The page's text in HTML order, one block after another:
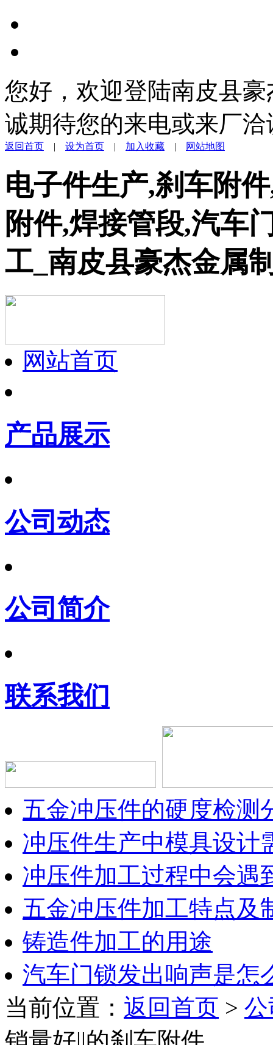
您好，欢迎登陆南皮县
诚期待您的来电或来厂洽
返回首页 | 设为首页 | 加入收藏 | 网站地图
电子件生产,刹车附
附件,焊接管段,汽车
工_南皮县豪杰金属
网站首页
产品展示
公司动态
公司简介
联系我们
五金冲压件的硬度检测
冲压件生产中模具设计
冲压件加工过程中会遇
五金冲压件加工特点及
铸造件加工的用途
汽车门锁发出响声是怎
当前位置： 返回首页 >